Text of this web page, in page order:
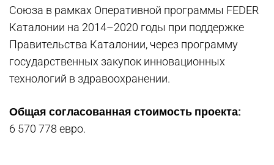
Союза в рамках Оперативной программы FEDER
Каталонии на 2014–2020 годы при поддержке
Правительства Каталонии, через программу
государственных закупок инновационных
технологий в здравоохранении.
Общая согласованная стоимость проекта:
6 570 778 евро.